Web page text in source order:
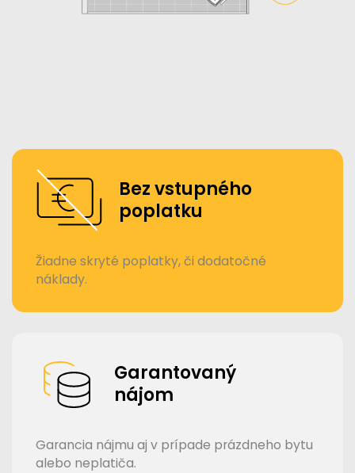
Bez vstupného
poplatku
Žiadne skryté poplatky, či dodatočné
náklady.
Garantovaný
nájom
Garancia nájmu aj v prípade prázdneho bytu
alebo neplatiča.